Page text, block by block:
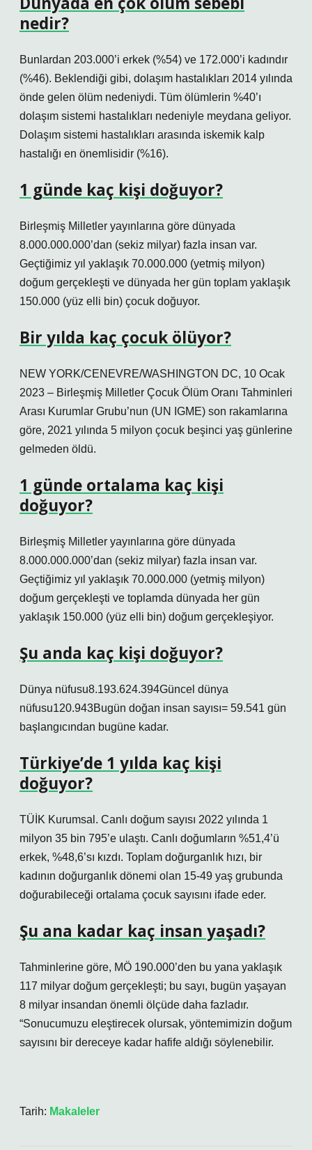
nedir?
Bunlardan 203.000’i erkek (%54) ve 172.000’i kadındır
(%46). Beklendiği gibi, dolaşım hastalıkları 2014 yılında
önde gelen ölüm nedeniydi. Tüm ölümlerin %40’ı
dolaşım sistemi hastalıkları nedeniyle meydana geliyor.
Dolaşım sistemi hastalıkları arasında iskemik kalp
hastalığı en önemlisidir (%16).
1 günde kaç kişi doğuyor?
Birleşmiş Milletler yayınlarına göre dünyada
8.000.000.000’dan (sekiz milyar) fazla insan var.
Geçtiğimiz yıl yaklaşık 70.000.000 (yetmiş milyon)
doğum gerçekleşti ve dünyada her gün toplam yaklaşık
150.000 (yüz elli bin) çocuk doğuyor.
Bir yılda kaç çocuk ölüyor?
NEW YORK/CENEVRE/WASHINGTON DC, 10 Ocak
2023 – Birleşmiş Milletler Çocuk Ölüm Oranı Tahminleri
Arası Kurumlar Grubu’nun (UN IGME) son rakamlarına
göre, 2021 yılında 5 milyon çocuk beşinci yaş günlerine
gelmeden öldü.
1 günde ortalama kaç kişi
doğuyor?
Birleşmiş Milletler yayınlarına göre dünyada
8.000.000.000’dan (sekiz milyar) fazla insan var.
Geçtiğimiz yıl yaklaşık 70.000.000 (yetmiş milyon)
doğum gerçekleşti ve toplamda dünyada her gün
yaklaşık 150.000 (yüz elli bin) doğum gerçekleşiyor.
Şu anda kaç kişi doğuyor?
Dünya nüfusu8.193.624.394Güncel dünya
nüfusu120.943Bugün doğan insan sayısı= 59.541 gün
başlangıcından bugüne kadar.
Türkiye’de 1 yılda kaç kişi
doğuyor?
TÜİK Kurumsal. Canlı doğum sayısı 2022 yılında 1
milyon 35 bin 795’e ulaştı. Canlı doğumların %51,4’ü
erkek, %48,6’sı kızdı. Toplam doğurganlık hızı, bir
kadının doğurganlık dönemi olan 15-49 yaş grubunda
doğurabileceği ortalama çocuk sayısını ifade eder.
Şu ana kadar kaç insan yaşadı?
Tahminlerine göre, MÖ 190.000’den bu yana yaklaşık
117 milyar doğum gerçekleşti; bu sayı, bugün yaşayan
8 milyar insandan önemli ölçüde daha fazladır.
“Sonucumuzu eleştirecek olursak, yöntemimizin doğum
sayısını bir dereceye kadar hafife aldığı söylenebilir.
Tarih: Makaleler